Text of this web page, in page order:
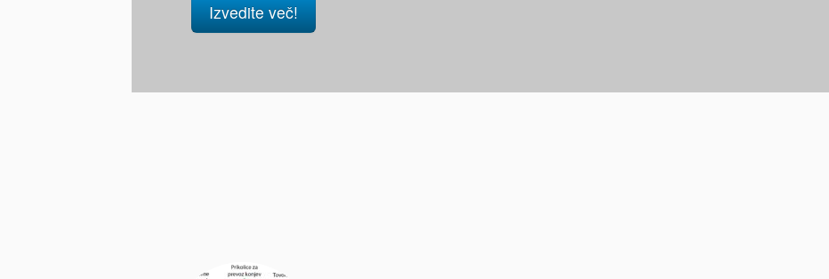
Izvedite več!